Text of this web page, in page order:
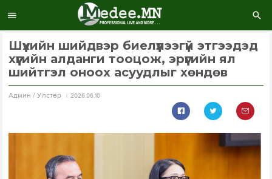
Шүүхийн шийдвэр биелүүлээгүй этгээдэд
хүүгийн алданги тооцож, эрүүгийн ял
шийтгэл оноох асуудлыг хөндөв
Aдмин / Улстөр 2026.06.10